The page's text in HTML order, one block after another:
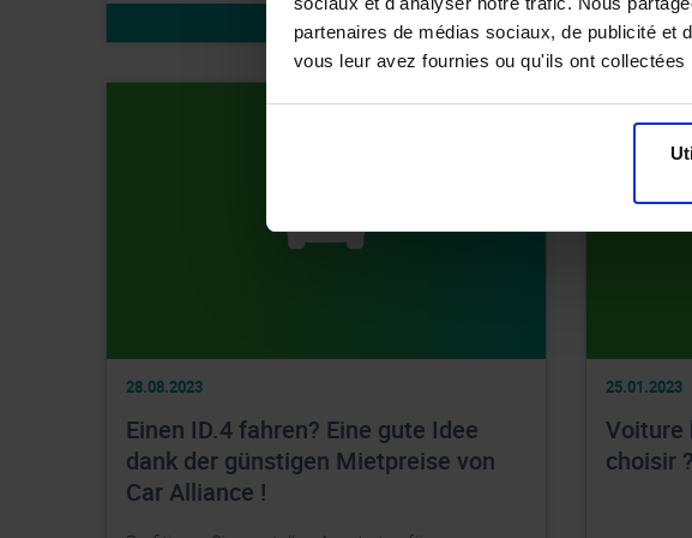
partenaires de médias sociaux, de publicité et
vous leur avez fournies ou qu'ils ont
WEITERLESEN
28.08.2023
Einen ID.4 fahren? Eine gute Idee
dank der günstigen Mietpreise von
Car Alliance !
25.01.2023
Voiture
choisir ?